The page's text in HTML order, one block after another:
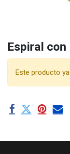
Espiral
Este producto